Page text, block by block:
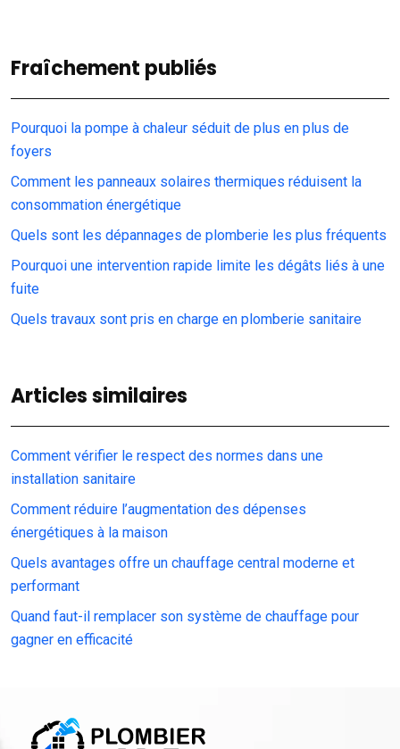
Fraîchement publiés
Pourquoi la pompe à chaleur séduit de plus en plus de
foyers
Comment les panneaux solaires thermiques réduisent la
consommation énergétique
Quels sont les dépannages de plomberie les plus fréquents
Pourquoi une intervention rapide limite les dégâts liés à une
fuite
Quels travaux sont pris en charge en plomberie sanitaire
Articles similaires
Comment vérifier le respect des normes dans une
installation sanitaire
Comment réduire l’augmentation des dépenses
énergétiques à la maison
Quels avantages offre un chauffage central moderne et
performant
Quand faut-il remplacer son système de chauffage pour
gagner en efficacité